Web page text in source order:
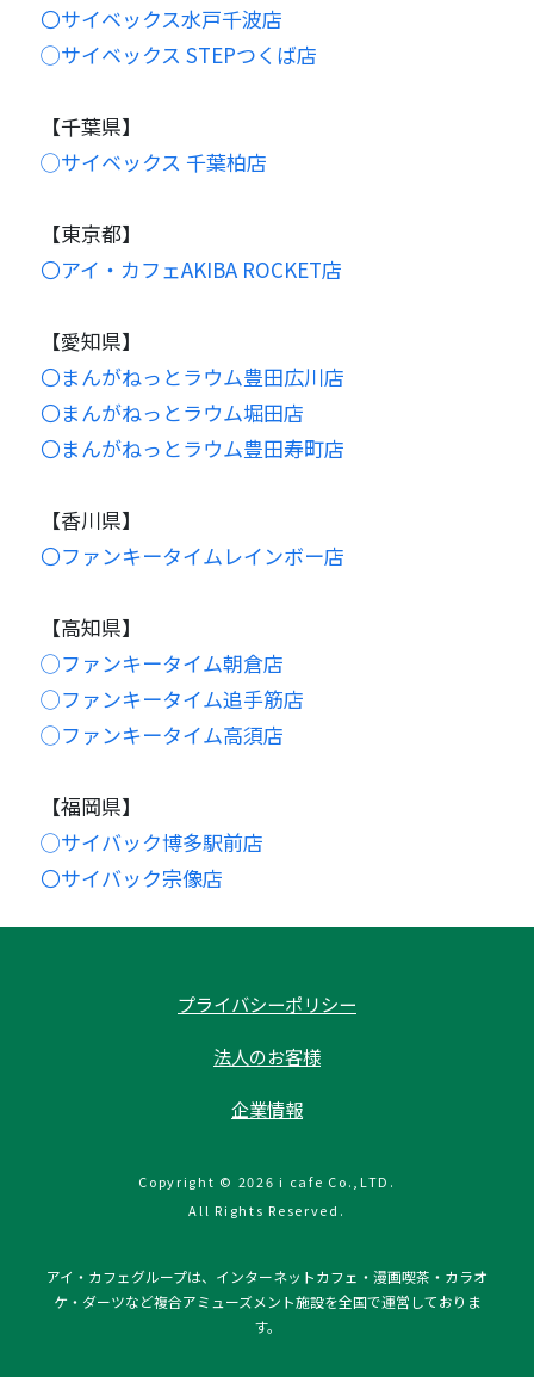
〇サイベックス水戸千波店
◯サイベックス STEPつくば店
【千葉県】
◯サイベックス 千葉柏店
【東京都】
〇アイ・カフェAKIBA ROCKET店
【愛知県】
〇まんがねっとラウム豊田広川店
〇まんがねっとラウム堀田店
〇まんがねっとラウム豊田寿町店
【香川県】
〇ファンキータイムレインボー店
【高知県】
◯ファンキータイム朝倉店
◯ファンキータイム追手筋店
◯ファンキータイム高須店
【福岡県】
◯サイバック博多駅前店
〇サイバック宗像店
プライバシーポリシー
法人のお客様
企業情報
Copyright © 2026 i cafe Co.,LTD.
All Rights Reserved.
アイ・カフェグループは、インターネットカフェ・漫画喫茶・カラオ
ケ・ダーツなど複合アミューズメント施設を全国で運営しておりま
す。